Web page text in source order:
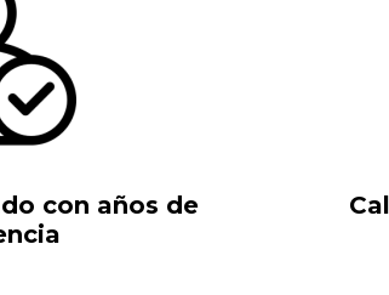
con años de